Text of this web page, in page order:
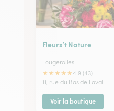
Fleurs’t Nature
Fougerolles
★★★★★4.9 (43)
11, rue du Bas de Laval
Voir la boutique